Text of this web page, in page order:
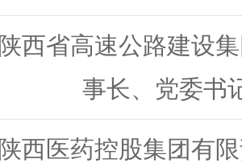
陕西省高速公路建设
事长、党委书
陕西医药控股集团有